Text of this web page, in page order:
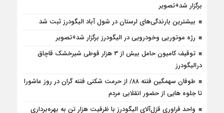
برگزار شد+تصویر
بیشترین بارندگی‌های لرستان در شول آباد الیگودرز ثبت شد
رژه موتوریی وخودرویی در الیگودرز برگزار شد+تصویر
توقیف کامیون حامل بیش از ۳ هزار قوطی شیرخشک قاچاق
درالیگودرز
طوفان سهمگین فتنه ۸۸/ از حرمت شکنی فتنه گران در روز عاشورا
تا جلوه هایی از حضور انقلابی مردم
واحد فراوری قزل‌آلای الیگودرز با ظرفیت هزار تن به بهره‌برداری